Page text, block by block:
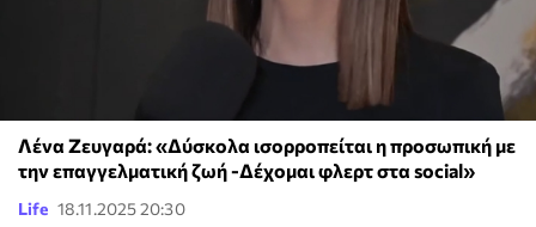
Λένα Ζευγαρά: «Δύσκολα ισορροπείται η προσωπική με
την επαγγελματική ζωή -Δέχομαι φλερτ στα social»
Life 18.11.2025 20:30